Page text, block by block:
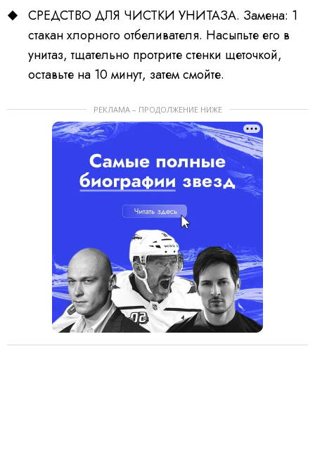
СРЕДСТВО ДЛЯ ЧИСТКИ УНИТАЗА. Замена: 1
стакан хлорного отбеливателя. Насыпьте его в
унитаз, тщательно протрите стенки щеточкой,
оставьте на 10 минут, затем смойте.
РЕКЛАМА – ПРОДОЛЖЕНИЕ НИЖЕ